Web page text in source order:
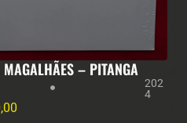
– PITANGA
202
4